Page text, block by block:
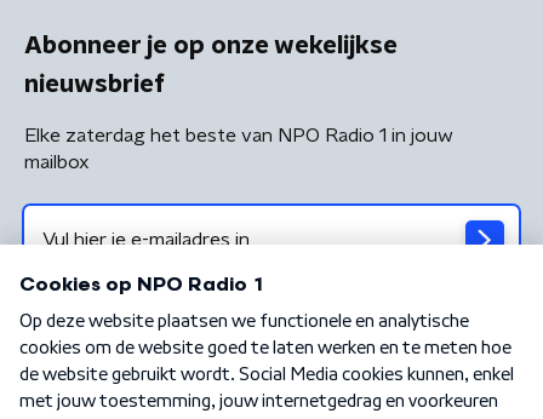
Abonneer je op onze wekelijkse
nieuwsbrief
Elke zaterdag het beste van NPO Radio 1 in jouw
mailbox
Algemene voorwaarden